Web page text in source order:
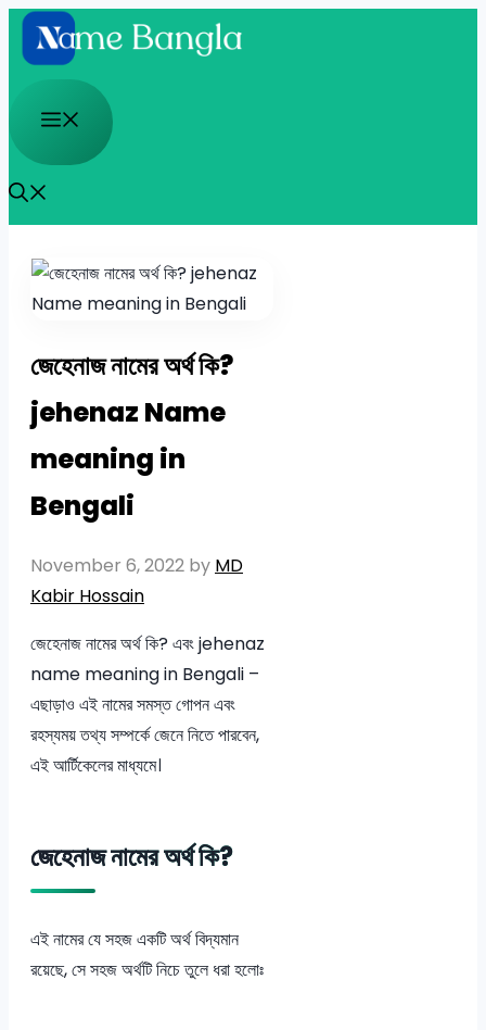
Skip
to
content
Menu
জেহেনাজ নামের অর্থ কি?
jehenaz Name
meaning in
Bengali
November 6, 2022 by MD
Kabir Hossain
জেহেনাজ নামের অর্থ কি? এবং jehenaz
name meaning in Bengali –
এছাড়াও এই নামের সমস্ত গোপন এবং
রহস্যময় তথ্য সম্পর্কে জেনে নিতে পারবেন,
এই আর্টিকেলের মাধ্যমে।
জেহেনাজ নামের অর্থ কি?
এই নামের যে সহজ একটি অর্থ বিদ্যমান
রয়েছে, সে সহজ অর্থটি নিচে তুলে ধরা হলোঃ